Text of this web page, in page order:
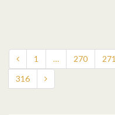
1 … 270 271
316